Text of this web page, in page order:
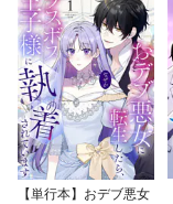
【単行本】おデブ悪女